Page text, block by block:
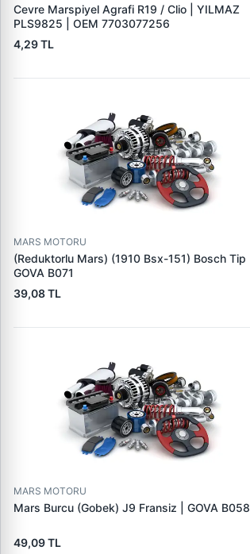
Cevre Marspiyel Agrafi R19 / Clio | YILMAZ
PLS9825 | OEM 7703077256
4,29 TL
MARS MOTORU
(Reduktorlu Mars) (1910 Bsx-151) Bosch Tip |
GOVA B071
39,08 TL
MARS MOTORU
Mars Burcu (Gobek) J9 Fransiz | GOVA B058
49,09 TL